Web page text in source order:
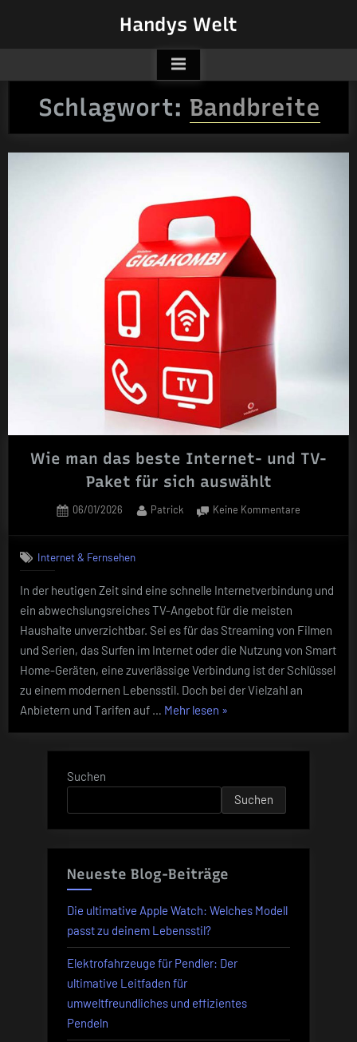
Handys Welt
Schlagwort: Bandbreite
Wie man das beste Internet- und TV-
Paket für sich auswählt
Posted
06/01/2026 By
Patrick Keine Kommentare
Internet-
TV-
Paket
sich
auswählt
Internet & Fernsehen
In der heutigen Zeit sind eine schnelle Internetverbindung und
ein abwechslungsreiches TV-Angebot für die meisten
Haushalte unverzichtbar. Sei es für das Streaming von Filmen
und Serien, das Surfen im Internet oder die Nutzung von Smart
Home-Geräten, eine zuverlässige Verbindung ist der Schlüssel
zu einem modernen Lebensstil. Doch bei der Vielzahl an
Anbietern und Tarifen auf … Mehr lesen „Wie
das
Internet-
und
TV-
Paket
für
auswählt“
»
Suchen
Suchen
Neueste Blog-Beiträge
Die ultimative Apple Watch: Welches Modell
passt zu deinem Lebensstil?
Elektrofahrzeuge für Pendler: Der
ultimative Leitfaden für
umweltfreundliches und effizientes
Pendeln